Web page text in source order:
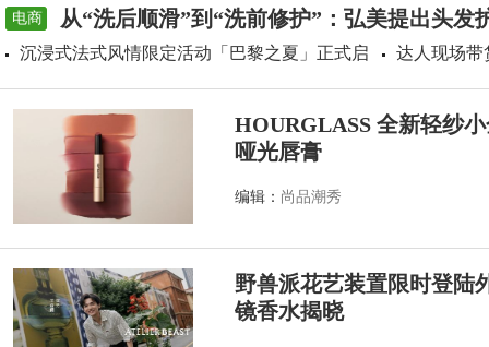
电商 从“洗后顺滑”到“洗前修护”：弘美提出头发
沉浸式法式风情限定活动「巴黎之夏」正式启 达人现场带
HOURGLASS 全新轻纱
哑光唇膏
编辑： 尚品潮秀
野兽派花艺装置限时登
镜香水揭晓